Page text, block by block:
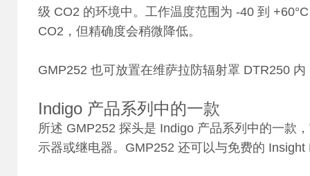
级 CO2 的环境中。工作温度范围为 -40 到
CO2，但精确度会稍微降低。
GMP252 也可放置在维萨拉防辐射罩 DTR250
Indigo 产品系列中的一款
所述 GMP252 探头是 Indigo 产品系列中的一款
示器或继电器。GMP252 还可以与免费的